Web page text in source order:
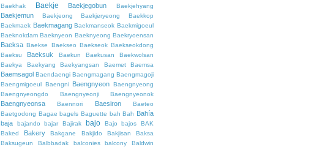
Baekhak
Baekje Baekjegobun Baekjehyang
Baekjemun Baekjeong Baekjeryeong
Baekkop
Baekmaek Baekmagang Baekmanseok Baekmigoeul
Baeknokdam Baeknyeon Baeknyeong Baekryoensan
Baeksa Baekse Baekseo Baekseok Baekseokdong
Baeksu
Baeksuk Baekun Baekusan
Baekwolsan
Baekya
Baekyang Baekyangsan Baemet Baemsa
Baemsagol Baendaengi Baengmagang Baengmagoji
Baengmigoeul Baengni Baengnyeon Baengnyeong
Baengnyeongdo
Baengnyeonji Baengnyeonok
Baengnyeonsa Baennori Baesiron
Baeteo
Baetgodong Bagae bagels Baguette bah Bah Bahía
baja
bajando bajar Bajirak bajo Bajo bajos
BAK
Baked
Bakery Bakgane Bakjido Bakjisan
Baksa
Baksugeun
Balbbadak balconies balcony
Baldwin